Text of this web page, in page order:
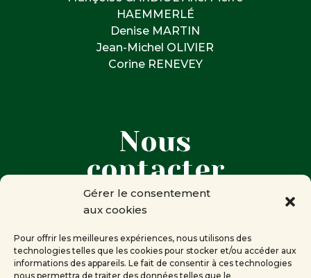
Gérer le consentement
aux cookies
Pour offrir les meilleures expériences, nous utilisons des
technologies telles que les cookies pour stocker et/ou accéder aux
informations des appareils. Le fait de consentir à ces technologies
nous permettra de traiter des données telles que le
HAEMMERLÉ
Denise MARTIN
Jean-Michel OLIVIER
Corine RENEVEY
Nous
contacter
Présidente de la Compagnie des
mots
Genève